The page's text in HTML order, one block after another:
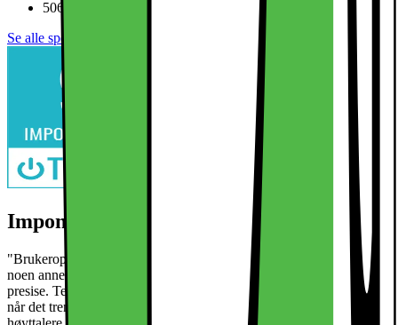
5060 mAh-batteri, trådløs lading
Se alle spesifikasjoner
Imponerende - Tek.no*
"Brukeropplevelsen i Pixel 9 Pro og Pro XL er bedre enn du får i
noen annen telefon. Her flyter menyene, skjermene er innmari
presise. Telefonene kjennes solid bygget og har vanvittig lysstyrke
når det trengs. Titter du på TikTok eller gamer, er det kraftige